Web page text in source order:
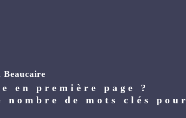
Beaucaire
en première page ?
nombre de mots clés pour